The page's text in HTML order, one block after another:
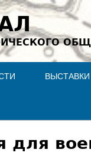
ВЫСТАВКИ
для